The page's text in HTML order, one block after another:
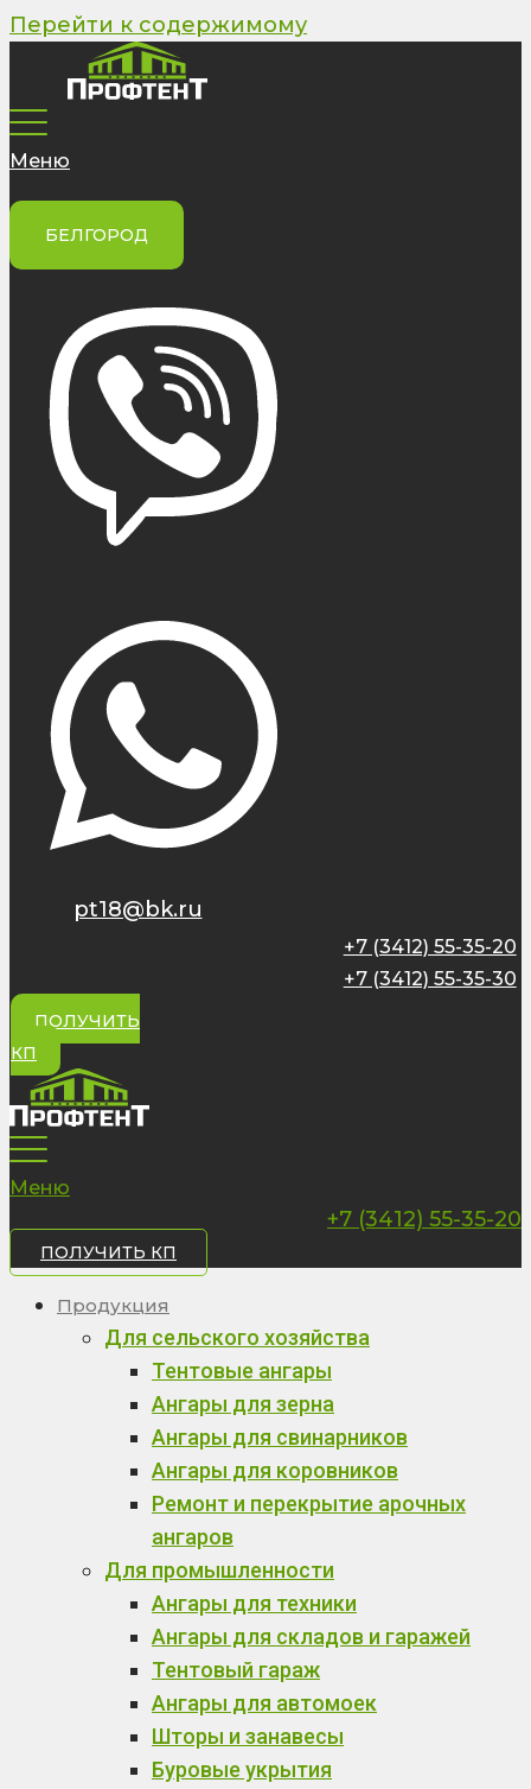
Перейти к содержимому
Меню
БЕЛГОРОД
pt18@bk.ru
+7 (3412) 55-35-20
+7 (3412) 55-35-30
ПОЛУЧИТЬ
КП
Меню
+7 (3412) 55-35-20
ПОЛУЧИТЬ КП
Продукция
Для сельского хозяйства
Тентовые ангары
Ангары для зерна
Ангары для свинарников
Ангары для коровников
Ремонт и перекрытие арочных
ангаров
Для промышленности
Ангары для техники
Ангары для складов и гаражей
Тентовый гараж
Ангары для автомоек
Шторы и занавесы
Буровые укрытия